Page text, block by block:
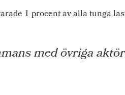
1 procent av alla tunga
med övriga